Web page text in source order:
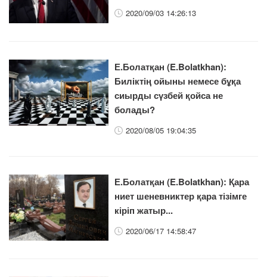
2020/09/03 14:26:13
Е.Болатқан (E.Bolatkhan):
Биліктің ойыны немесе бұқа
сиырды сүзбей қойса не
болады?
2020/08/05 19:04:35
Е.Болатқан (E.Bolatkhan): Қара
ниет шеневниктер қара тізімге
кіріп жатыр...
2020/06/17 14:58:47